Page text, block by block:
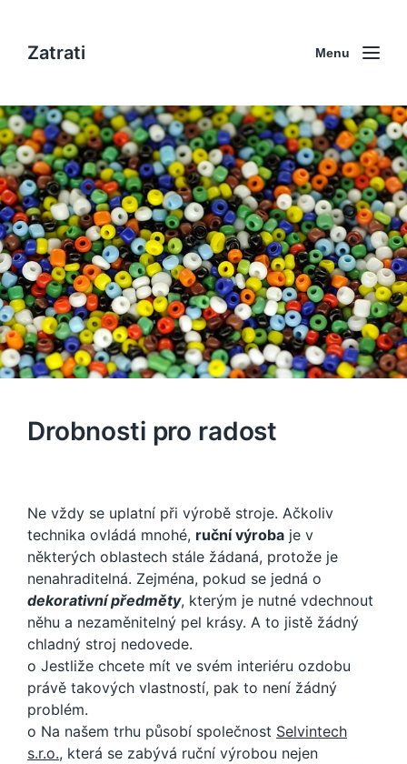
Zatrati Menu
Drobnosti pro radost
Ne vždy se uplatní při výrobě stroje. Ačkoliv
technika ovládá mnohé, ruční výroba je v
některých oblastech stále žádaná, protože je
nenahraditelná. Zejména, pokud se jedná o
dekorativní předměty, kterým je nutné vdechnout
něhu a nezaměnitelný pel krásy. A to jistě žádný
chladný stroj nedovede.
o Jestliže chcete mít ve svém interiéru ozdobu
právě takových vlastností, pak to není žádný
problém.
o Na našem trhu působí společnost Selvintech
s.r.o., která se zabývá ruční výrobou nejen